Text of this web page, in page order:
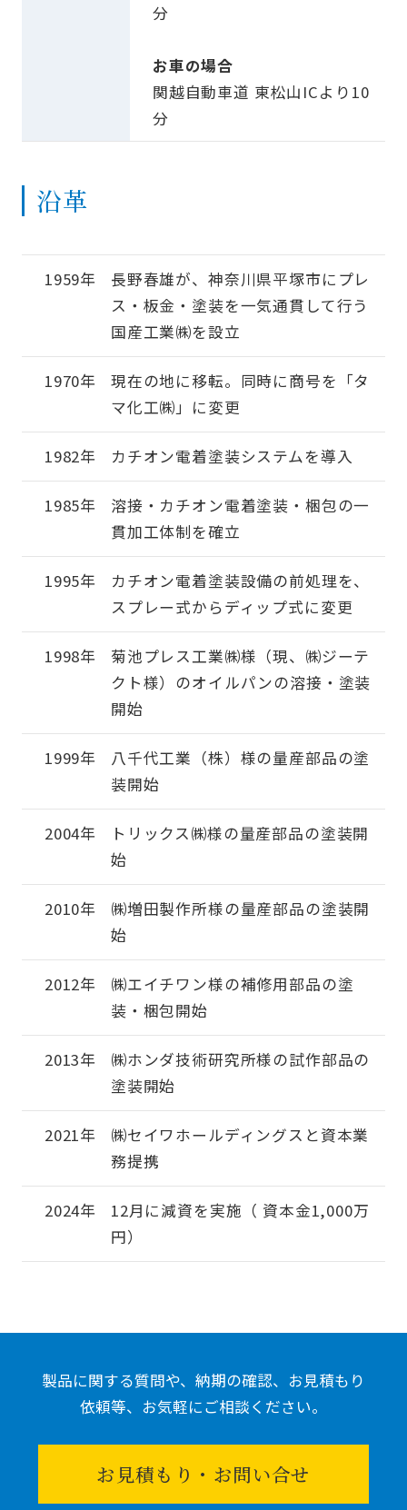
分
お車の場合
関越自動車道 東松山ICより10
分
沿革
1959年
長野春雄が、神奈川県平塚市にプレ
ス・板金・塗装を一気通貫して行う
国産工業㈱を設立
1970年
現在の地に移転。同時に商号を「タ
マ化工㈱」に変更
1982年 カチオン電着塗装システムを導入
1985年
溶接・カチオン電着塗装・梱包の一
貫加工体制を確立
1995年
カチオン電着塗装設備の前処理を、
スプレー式からディップ式に変更
1998年
菊池プレス工業㈱様（現、㈱ジーテ
クト様）のオイルパンの溶接・塗装
開始
1999年
八千代工業（株）様の量産部品の塗
装開始
2004年
トリックス㈱様の量産部品の塗装開
始
2010年
㈱増田製作所様の量産部品の塗装開
始
2012年
㈱エイチワン様の補修用部品の塗
装・梱包開始
2013年
㈱ホンダ技術研究所様の試作部品の
塗装開始
2021年
㈱セイワホールディングスと資本業
務提携
2024年
12月に減資を実施（ 資本金1,000万
円）
製品に関する質問や、納期の確認、お見積もり
依頼等、 お気軽にご相談ください。
お見積もり・お問い合せ